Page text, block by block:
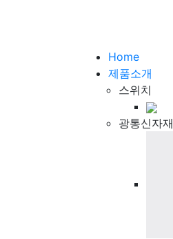
Home
제품소개
스위치
광통신자재